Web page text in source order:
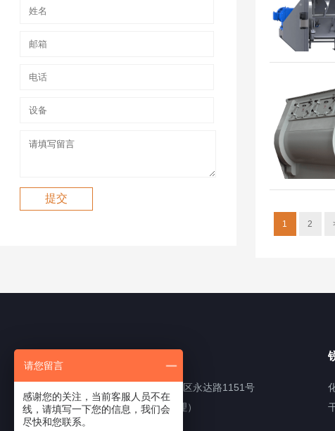
1 2
四川省成都市新都区工业东区永达路1151号
TEL:13880105868（李经理）
e-mail:50402751@qq.com
请您留言
感谢您的关注，当前客服人员不在
线，请填写一下您的信息，我们会
尽快和您联系。